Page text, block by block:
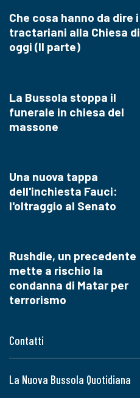
Contatti
La Nuova Bussola Quotidiana
Che cosa hanno da dire i
tractariani alla Chiesa di
oggi (II parte)
La Bussola stoppa il
funerale in chiesa del
massone
Una nuova tappa
dell'inchiesta Fauci:
l'oltraggio al Senato
Rushdie, un precedente
mette a rischio la
condanna di Matar per
terrorismo